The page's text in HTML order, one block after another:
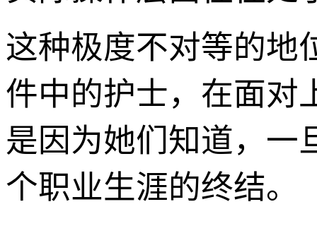
这种极度不对等的地
件中的护士，在面对
是因为她们知道，一
个职业生涯的终结。